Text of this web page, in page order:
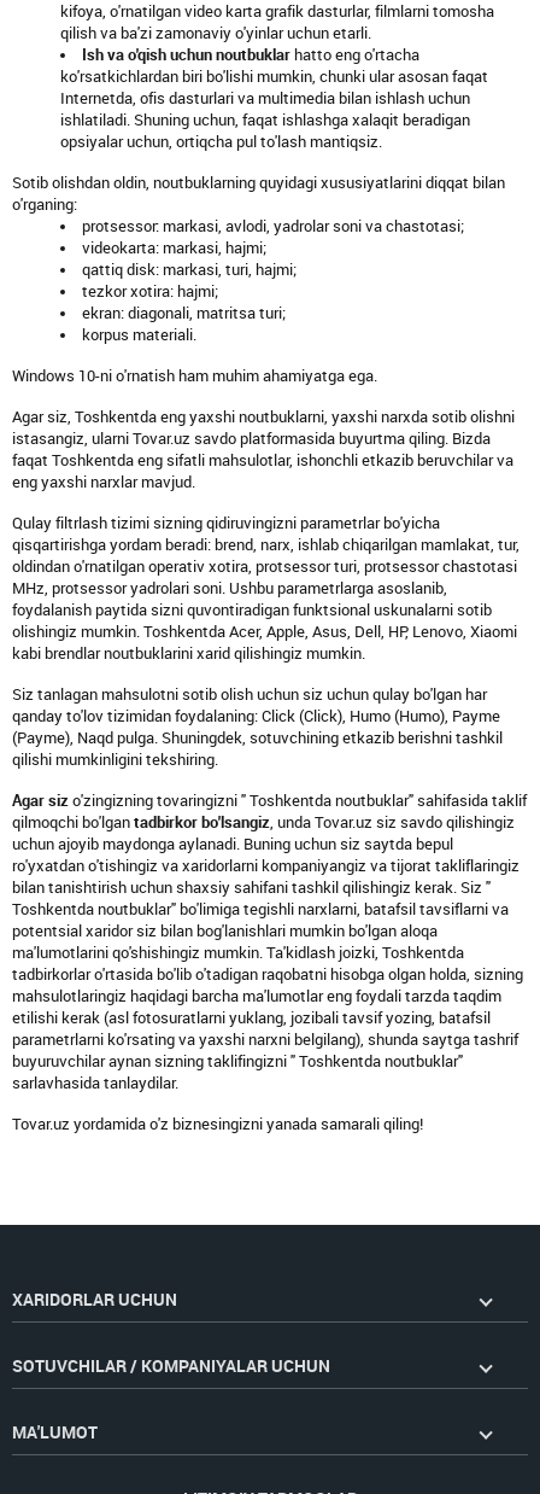
kifoya, o'rnatilgan video karta grafik dasturlar, filmlarni tomosha
qilish va ba'zi zamonaviy o'yinlar uchun etarli.
Ish va o'qish uchun noutbuklar hatto eng o'rtacha
ko'rsatkichlardan biri bo'lishi mumkin, chunki ular asosan faqat
Internetda, ofis dasturlari va multimedia bilan ishlash uchun
ishlatiladi. Shuning uchun, faqat ishlashga xalaqit beradigan
opsiyalar uchun, ortiqcha pul to'lash mantiqsiz.
Sotib olishdan oldin, noutbuklarning quyidagi xususiyatlarini diqqat bilan
o'rganing:
protsessor: markasi, avlodi, yadrolar soni va chastotasi;
videokarta: markasi, hajmi;
qattiq disk: markasi, turi, hajmi;
tezkor xotira: hajmi;
ekran: diagonali, matritsa turi;
korpus materiali.
Windows 10-ni o'rnatish ham muhim ahamiyatga ega.
Agar siz, Toshkentda eng yaxshi noutbuklarni, yaxshi narxda sotib olishni
istasangiz, ularni Tovar.uz savdo platformasida buyurtma qiling. Bizda
faqat Toshkentda eng sifatli mahsulotlar, ishonchli etkazib beruvchilar va
eng yaxshi narxlar mavjud.
Qulay filtrlash tizimi sizning qidiruvingizni parametrlar bo'yicha
qisqartirishga yordam beradi: brend, narx, ishlab chiqarilgan mamlakat, tur,
oldindan o'rnatilgan operativ xotira, protsessor turi, protsessor chastotasi
MHz, protsessor yadrolari soni. Ushbu parametrlarga asoslanib,
foydalanish paytida sizni quvontiradigan funktsional uskunalarni sotib
olishingiz mumkin. Toshkentda Acer, Apple, Asus, Dell, HP, Lenovo, Xiaomi
kabi brendlar noutbuklarini xarid qilishingiz mumkin.
Siz tanlagan mahsulotni sotib olish uchun siz uchun qulay bo'lgan har
qanday to'lov tizimidan foydalaning: Click (Click), Humo (Humo), Payme
(Payme), Naqd pulga. Shuningdek, sotuvchining etkazib berishni tashkil
qilishi mumkinligini tekshiring.
Agar siz o'zingizning tovaringizni " Toshkentda noutbuklar" sahifasida taklif
qilmoqchi bo'lgan tadbirkor bo'lsangiz , unda Tovar.uz siz savdo qilishingiz
uchun ajoyib maydonga aylanadi. Buning uchun siz saytda bepul
ro'yxatdan o'tishingiz va xaridorlarni kompaniyangiz va tijorat takliflaringiz
bilan tanishtirish uchun shaxsiy sahifani tashkil qilishingiz kerak. Siz "
Toshkentda noutbuklar" bo'limiga tegishli narxlarni, batafsil tavsiflarni va
potentsial xaridor siz bilan bog'lanishlari mumkin bo'lgan aloqa
ma'lumotlarini qo'shishingiz mumkin. Ta'kidlash joizki, Toshkentda
tadbirkorlar o'rtasida bo'lib o'tadigan raqobatni hisobga olgan holda, sizning
mahsulotlaringiz haqidagi barcha ma'lumotlar eng foydali tarzda taqdim
etilishi kerak (asl fotosuratlarni yuklang, jozibali tavsif yozing, batafsil
parametrlarni ko'rsating va yaxshi narxni belgilang), shunda saytga tashrif
buyuruvchilar aynan sizning taklifingizni " Toshkentda noutbuklar"
sarlavhasida tanlaydilar.
Tovar.uz yordamida o'z biznesingizni yanada samarali qiling!
XARIDORLAR UCHUN
SOTUVCHILAR / KOMPANIYALAR UCHUN
MA'LUMOT